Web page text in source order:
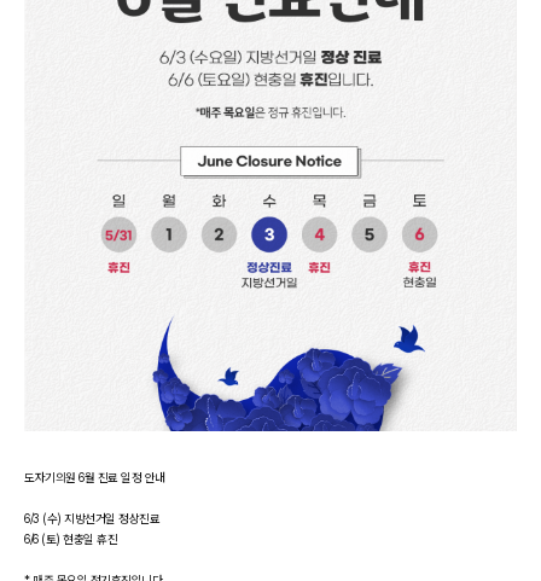
도자기의원 6월 진료 일정 안내
6/3 (수) 지방선거일 정상진료
6/6 (토) 현충일 휴진